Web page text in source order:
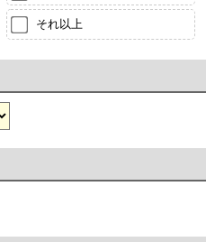
それ以上